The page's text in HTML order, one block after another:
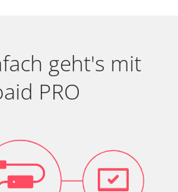
geht's mit
PRO